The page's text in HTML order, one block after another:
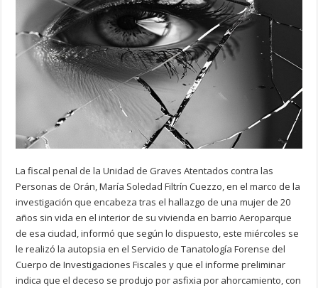
La fiscal penal de la Unidad de Graves Atentados contra las
Personas de Orán, María Soledad Filtrín Cuezzo, en el marco de la
investigación que encabeza tras el hallazgo de una mujer de 20
años sin vida en el interior de su vivienda en barrio Aeroparque
de esa ciudad, informó que según lo dispuesto, este miércoles se
le realizó la autopsia en el Servicio de Tanatología Forense del
Cuerpo de Investigaciones Fiscales y que el informe preliminar
indica que el deceso se produjo por asfixia por ahorcamiento, con